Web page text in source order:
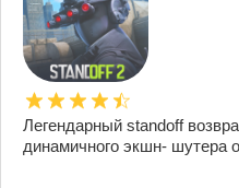
Легендарный standoff
динамичного экшн- шутера